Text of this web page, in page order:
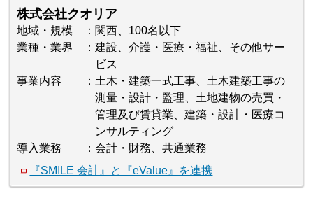
株式会社クオリア
地域・規模
関西、100名以下
業種・業界
建設、介護・医療・福祉、その他サー
ビス
事業内容
土木・建築一式工事、土木建築工事の
測量・設計・監理、土地建物の売買・
管理及び賃貸業、建築・設計・医療コ
ンサルティング
導入業務
会計・財務、共通業務
『SMILE 会計』と『eValue』を連携